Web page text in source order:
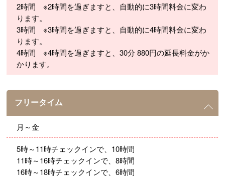
2時間 ※2時間を過ぎますと、自動的に3時間料金に変わ
ります。
3時間 ※3時間を過ぎますと、自動的に4時間料金に変わ
ります。
4時間 ※4時間を過ぎますと、30分 880円の延長料金がか
かります。
フリータイム
月～金
5時～11時チェックインで、10時間
11時～16時チェックインで、8時間
16時～18時チェックインで、6時間